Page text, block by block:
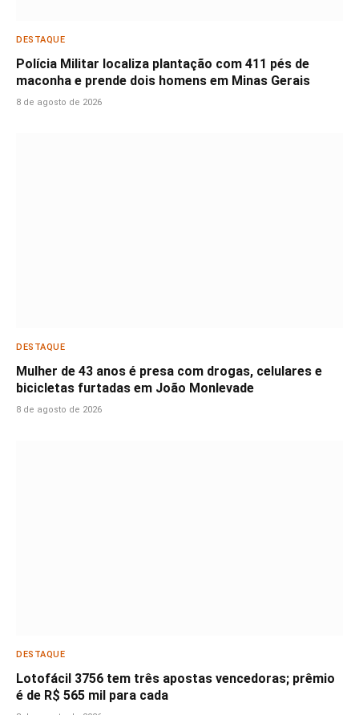
DESTAQUE
Polícia Militar localiza plantação com 411 pés de
maconha e prende dois homens em Minas Gerais
8 de agosto de 2026
DESTAQUE
Mulher de 43 anos é presa com drogas, celulares e
bicicletas furtadas em João Monlevade
8 de agosto de 2026
DESTAQUE
Lotofácil 3756 tem três apostas vencedoras; prêmio
é de R$ 565 mil para cada